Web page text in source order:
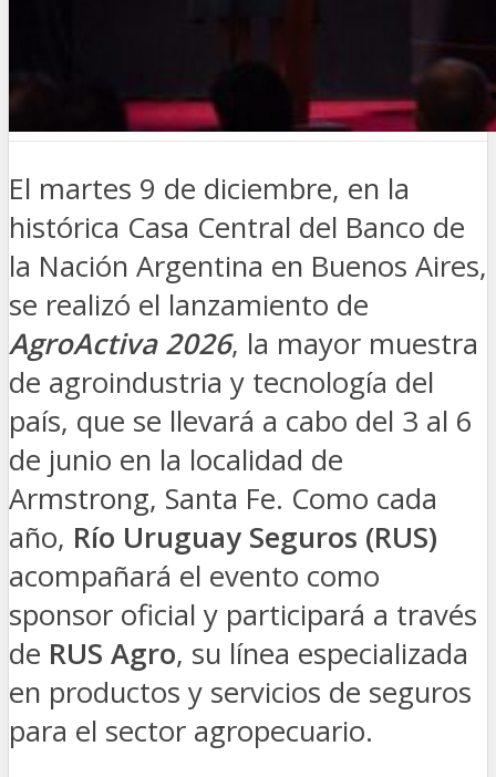
El martes 9 de diciembre, en la
histórica Casa Central del Banco de
la Nación Argentina en Buenos Aires,
se realizó el lanzamiento de
AgroActiva 2026, la mayor muestra
de agroindustria y tecnología del
país, que se llevará a cabo del 3 al 6
de junio en la localidad de
Armstrong, Santa Fe. Como cada
año, Río Uruguay Seguros (RUS)
acompañará el evento como
sponsor oficial y participará a través
de RUS Agro, su línea especializada
en productos y servicios de seguros
para el sector agropecuario.